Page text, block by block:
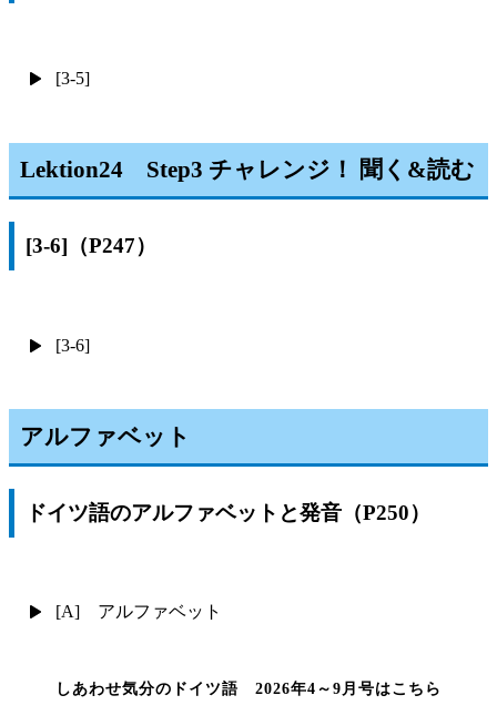
[3-5]
Lektion24 Step3 チャレンジ！ 聞く&読む
[3-6]（P247）
[3-6]
アルファベット
ドイツ語のアルファベットと発音（P250）
[A] アルファベット
しあわせ気分のドイツ語 2026年4～9月号はこちら